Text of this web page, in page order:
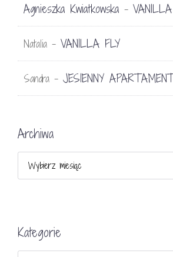
Agnieszka Kwiatkowska -
Natalia - VANILLA FLY
Sandra - JESIENNY
Archiwa
Kategorie